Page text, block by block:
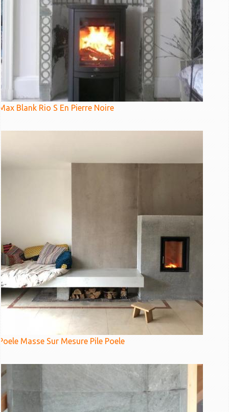
Blank Rio S En Pierre Noire
Masse Sur Mesure Pile Poele